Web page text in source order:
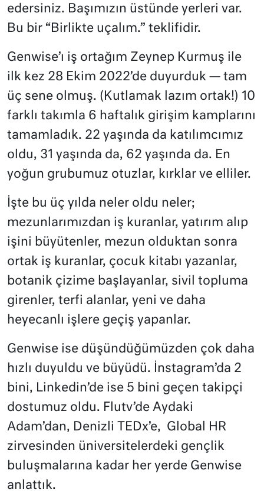
edersiniz. Başımızın üstünde yerleri var.
Bu bir “Birlikte uçalım.” teklifidir.
Genwise’ı iş ortağım Zeynep Kurmuş ile
ilk kez 28 Ekim 2022’de duyurduk — tam
üç sene olmuş. (Kutlamak lazım ortak!) 10
farklı takımla 6 haftalık girişim kamplarını
tamamladık. 22 yaşında da katılımcımız
oldu, 31 yaşında da, 62 yaşında da. En
yoğun grubumuz otuzlar, kırklar ve elliler.
İşte bu üç yılda neler oldu neler;
mezunlarımızdan iş kuranlar, yatırım alıp
işini büyütenler, mezun olduktan sonra
ortak iş kuranlar, çocuk kitabı yazanlar,
botanik çizime başlayanlar, sivil topluma
girenler, terfi alanlar, yeni ve daha
heyecanlı işlere geçiş yapanlar.
Genwise ise düşündüğümüzden çok daha
hızlı duyuldu ve büyüdü. İnstagram’da 2
bini, Linkedin’de ise 5 bini geçen takipçi
dostumuz oldu. Flutv’de Aydaki
Adam’dan, Denizli TEDx’e, Global HR
zirvesinden üniversitelerdeki gençlik
buluşmalarına kadar her yerde Genwise
anlattık.